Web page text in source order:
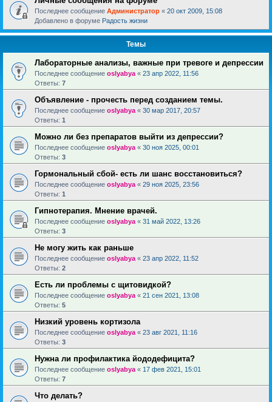
Последнее сообщение Администратор « 20 окт 2009, 15:08
Добавлено в форуме Радость жизни
Темы
Лабораторные анализы, важные при тревоге и депрессии
Последнее сообщение oslyabya « 23 апр 2022, 11:56
Ответы: 7
Объявление - прочесть перед созданием темы.
Последнее сообщение oslyabya « 30 мар 2017, 20:57
Ответы: 1
Можно ли без препаратов выйти из депрессии?
Последнее сообщение oslyabya « 30 ноя 2025, 00:01
Ответы: 3
Гормональный сбой- есть ли шанс восстановиться?
Последнее сообщение oslyabya « 29 ноя 2025, 23:56
Ответы: 1
Гипнотерапия. Мнение врачей.
Последнее сообщение oslyabya « 31 май 2022, 13:26
Ответы: 3
Не могу жить как раньше
Последнее сообщение oslyabya « 23 апр 2022, 11:52
Ответы: 2
Есть ли проблемы с щитовидкой?
Последнее сообщение oslyabya « 21 сен 2021, 13:08
Ответы: 5
Низкий уровень кортизола
Последнее сообщение oslyabya « 23 авг 2021, 11:16
Ответы: 3
Нужна ли профилактика йододефицита?
Последнее сообщение oslyabya « 17 фев 2021, 15:01
Ответы: 7
Что делать?